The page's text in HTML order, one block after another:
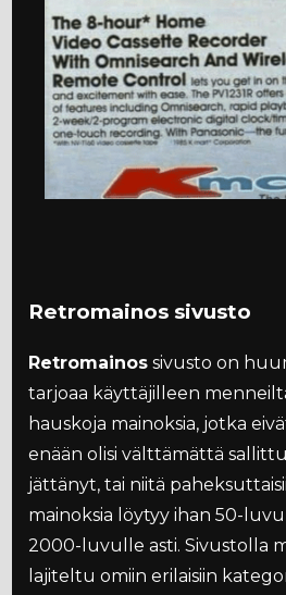
Retromainos sivusto
Retromainos sivusto on
tarjoaa käyttäjilleen
hauskoja mainoksia, jotka
enään olisi välttämättä
jättänyt, tai niitä
mainoksia löytyy ihan 50-
2000-luvulle asti. Sivustolla
lajiteltu omiin erilaisiin